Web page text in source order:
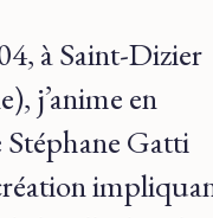
à Saint-Dizier
j’anime en
Stéphane Gatti